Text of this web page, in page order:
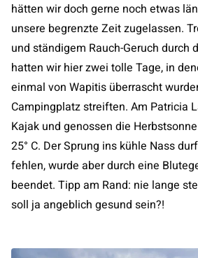
hätten wir doch gerne noch etwas
unsere begrenzte Zeit zugelassen.
und ständigem Rauch-Geruch durch
hatten wir hier zwei tolle Tage, in
einmal von Wapitis überrascht
Campingplatz streiften. Am Patricia
Kajak und genossen die
25° C. Der Sprung ins kühle Nass
fehlen, wurde aber durch eine
beendet. Tipp am Rand: nie lange
soll ja angeblich gesund sein?!